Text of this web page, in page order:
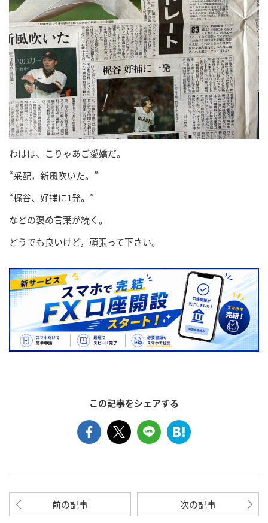
わはは、こりゃあご愛嬌だ。
“采配，新風吹いた。”
“梶谷、好捕に1発。”
などの褒め言葉が続く。
どうでも良いけど，頑張って下さい。
この記事をシェアする
前の記事 次の記事